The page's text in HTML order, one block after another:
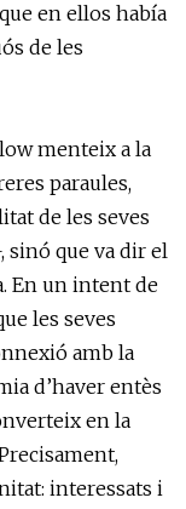
en ellos había
de les
menteix a la
paraules,
de les seves
que va dir el
En un intent de
les seves
amb la
d’haver entès
en la
interessats i